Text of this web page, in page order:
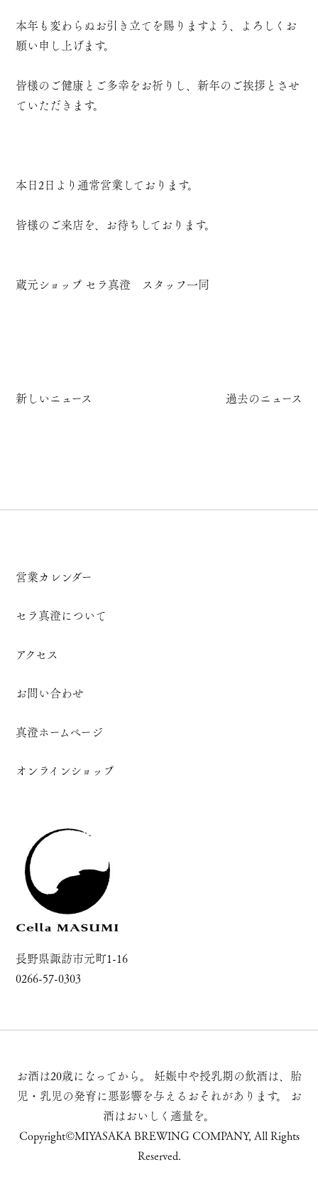
本年も変わらぬお引き立てを賜りますよう、よろしくお
願い申し上げます。
皆様のご健康とご多幸をお祈りし、新年のご挨拶とさせ
ていただきます。
本日2日より通常営業しております。
皆様のご来店を、お待ちしております。
蔵元ショップ セラ真澄 スタッフ一同
新しいニュース 過去のニュース
営業カレンダー
セラ真澄について
アクセス
お問い合わせ
真澄ホームページ
オンラインショップ
長野県諏訪市元町1-16
0266-57-0303
お酒は20歳になってから。
妊娠中や授乳期の飲酒は、胎
児・乳児の発育に悪影響を与えるおそれがあります。
お
酒はおいしく適量を。
Copyright©MIYASAKA BREWING COMPANY, All Rights
Reserved.